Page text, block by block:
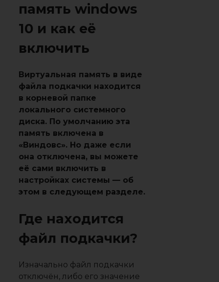
память windows
10 и как её
включить
Виртуальная память в виде
файла подкачки находится
в корневой папке
локального системного
диска. По умолчанию эта
память включена в
«Виндовс». Но даже если
она отключена, вы можете
её сами включить в
настройках системы — об
этом в следующем разделе.
Где находится
файл подкачки?
Изначально файл подкачки
отключён, либо его значение